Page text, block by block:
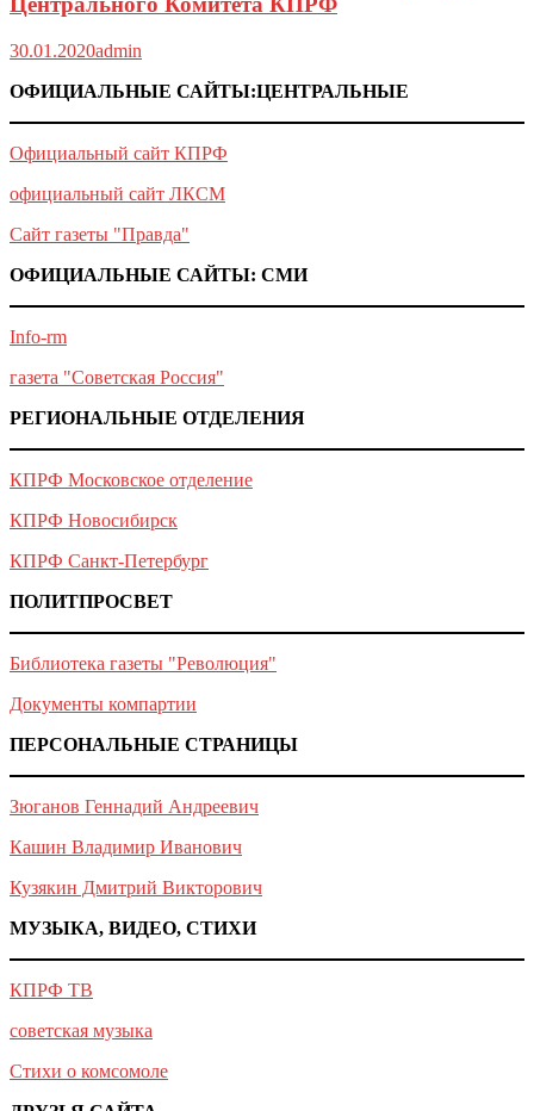
30.01.2020admin
ОФИЦИАЛЬНЫЕ САЙТЫ:ЦЕНТРАЛЬНЫЕ
Официальный сайт КПРФ
официальный сайт ЛКСМ
Сайт газеты "Правда"
ОФИЦИАЛЬНЫЕ САЙТЫ: СМИ
Info-rm
газета "Советская Россия"
РЕГИОНАЛЬНЫЕ ОТДЕЛЕНИЯ
КПРФ Московское отделение
КПРФ Новосибирск
КПРФ Санкт-Петербург
ПОЛИТПРОСВЕТ
Библиотека газеты "Революция"
Документы компартии
ПЕРСОНАЛЬНЫЕ СТРАНИЦЫ
Зюганов Геннадий Андреевич
Кашин Владимир Иванович
Кузякин Дмитрий Викторович
МУЗЫКА, ВИДЕО, СТИХИ
КПРФ ТВ
советская музыка
Стихи о комсомоле